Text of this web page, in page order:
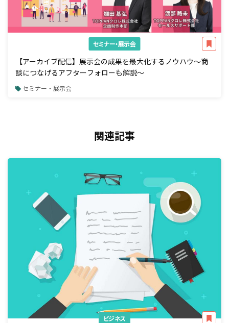
セミナー・展示会
【アーカイブ配信】展示会の成果を最大化するノウハウ～商
談につなげるアフターフォローも解説～
セミナー・展示会
関連記事
ビジネス